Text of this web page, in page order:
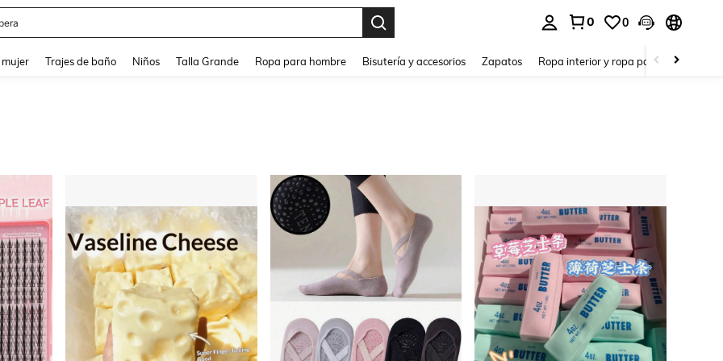
0 0
mujer Trajes de baño Niños Talla Grande Ropa para hombre Bisutería y accesorios Zapatos Ropa interior y ropa para dormir